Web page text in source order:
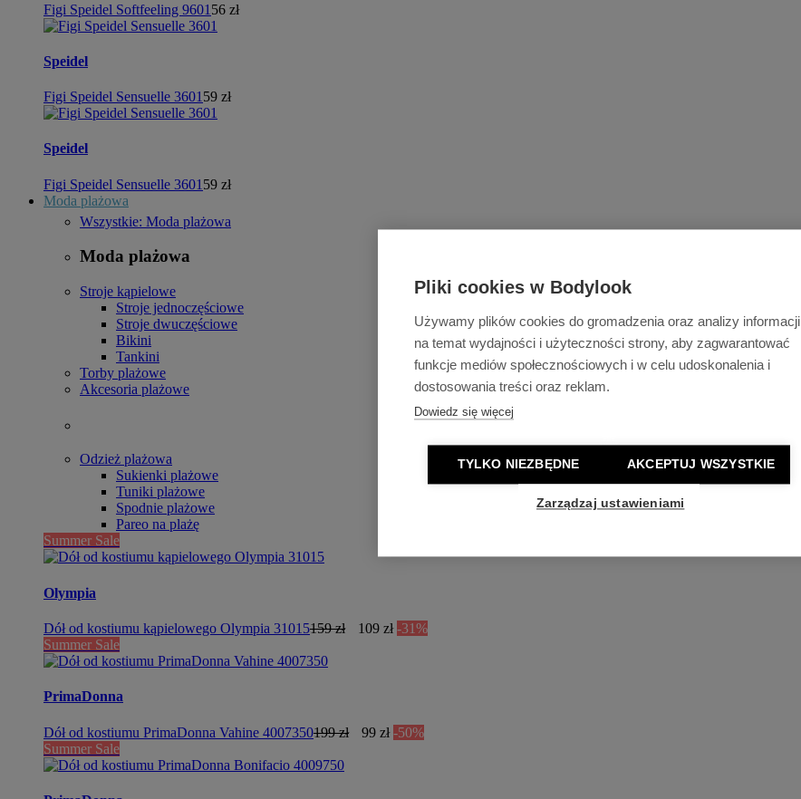
Pliki cookies w Bodylook
Używamy plików cookies do gromadzenia oraz analizy informacji
na temat wydajności i użyteczności strony, aby zagwarantować
funkcje mediów społecznościowych i w celu udoskonalenia i
dostosowania treści oraz reklam.
Dowiedz się więcej
TYLKO NIEZBĘDNE AKCEPTUJ WSZYSTKIE
Zarządzaj ustawieniami
Figi Speidel Softfeeling 9601 56 zł
Speidel
Figi Speidel Sensuelle 3601 59 zł
Speidel
Figi Speidel Sensuelle 3601 59 zł
Moda plażowa
Wszystkie: Moda plażowa
Moda plażowa
Stroje kąpielowe
Stroje jednoczęściowe
Stroje dwuczęściowe
Bikini
Tankini
Torby plażowe
Akcesoria plażowe
Odzież plażowa
Sukienki plażowe
Tuniki plażowe
Spodnie plażowe
Pareo na plażę
Summer Sale
Olympia
Dół od kostiumu kąpielowego Olympia 31015159 zł 109 zł -31%
Summer Sale
PrimaDonna
Dół od kostiumu PrimaDonna Vahine 4007350199 zł 99 zł -50%
Summer Sale